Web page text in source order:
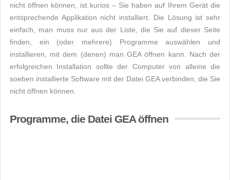
nicht öffnen können, ist kurios – Sie haben auf Ihrem Gerät die
entsprechende Applikation nicht installiert. Die Lösung ist sehr
einfach, man muss nur aus der Liste, die Sie auf dieser Seite
finden, ein (oder mehrere) Programme auswählen und
installieren, mit dem (denen) man GEA öffnen kann. Nach der
erfolgreichen Installation sollte der Computer von alleine die
soeben installierte Software mit der Datei GEA verbinden, die Sie
nicht öffnen können.
Programme, die Datei GEA öffnen